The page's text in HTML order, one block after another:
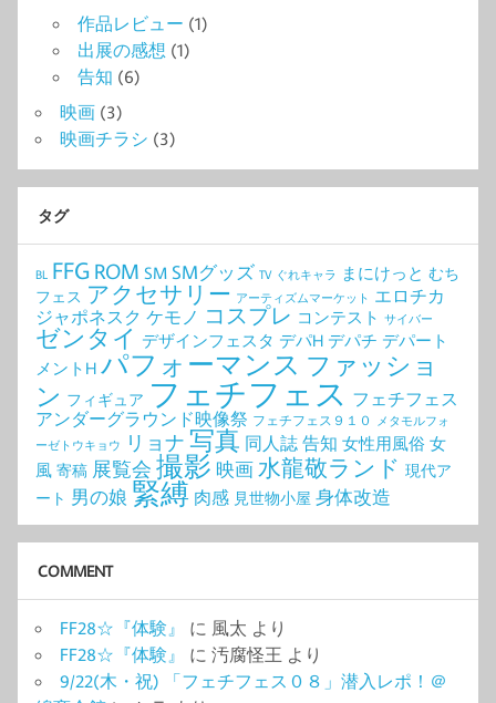
作品レビュー (1)
出展の感想 (1)
告知 (6)
映画 (3)
映画チラシ (3)
タグ
BL FFG ROM SM SMグッズ TV ぐれキャラ まにけっと むち
フェス アクセサリー アーティズムマーケット エロチカ
ジャポネスク ケモノ コスプレ コンテスト サイバー
ゼンタイ デザインフェスタ デパH デパチ デパート
メントH パフォーマンス ファッショ
ン フィギュア フェチフェス フェチフェス
アンダーグラウンド映像祭 フェチフェス９１０
メタモルフォ
ーゼトウキョウ
リョナ 写真 同人誌 告知 女性用風俗 女
風 寄稿 展覧会 撮影 映画 水龍敬ランド 現代ア
ート 男の娘 緊縛 肉感 見世物小屋 身体改造
COMMENT
FF28☆『体験』 に 風太 より
FF28☆『体験』
に 汚腐怪王 より
9/22(木・祝) 「フェチフェス０８」潜入レポ！＠